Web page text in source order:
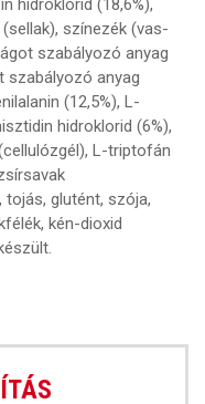
hidroklorid (18,6%),
színezék (vas-
szabályozó anyag
szabályozó anyag
(12,5%), L-
hidroklorid (6%),
L-triptofán
tojás, glutént, szója,
kén-dioxid